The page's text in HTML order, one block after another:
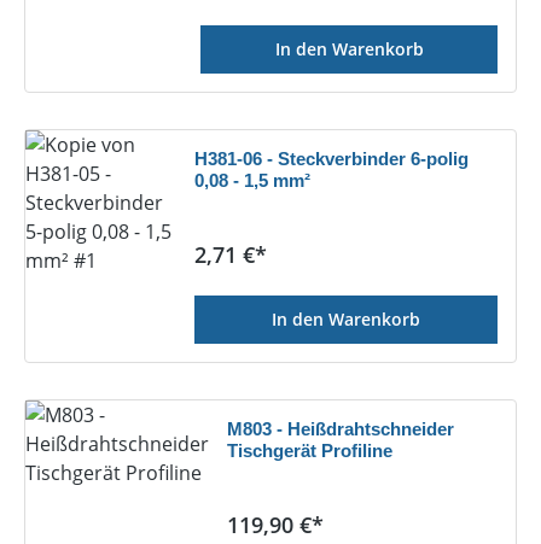
In den Warenkorb
H381-06 - Steckverbinder 6-polig
0,08 - 1,5 mm²
Regulärer Preis:
2,71 €*
In den Warenkorb
M803 - Heißdrahtschneider
Tischgerät Profiline
Regulärer Preis:
119,90 €*